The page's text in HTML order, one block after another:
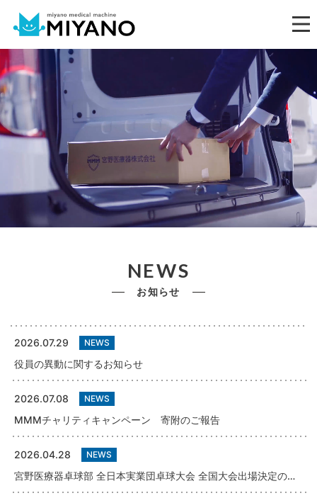
NEWS
お知らせ
2026.07.29 NEWS
役員の異動に関するお知らせ
2026.07.08 NEWS
MMMチャリティキャンペーン 寄附のご報告
2026.04.28 NEWS
宮野医療器卓球部 全日本実業団卓球大会 全国大会出場決定のお知らせ（兵庫県予選）